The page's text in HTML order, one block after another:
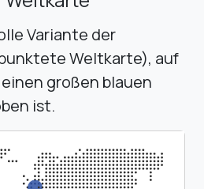
Variante der
Weltkarte), auf
großen blauen
ist.